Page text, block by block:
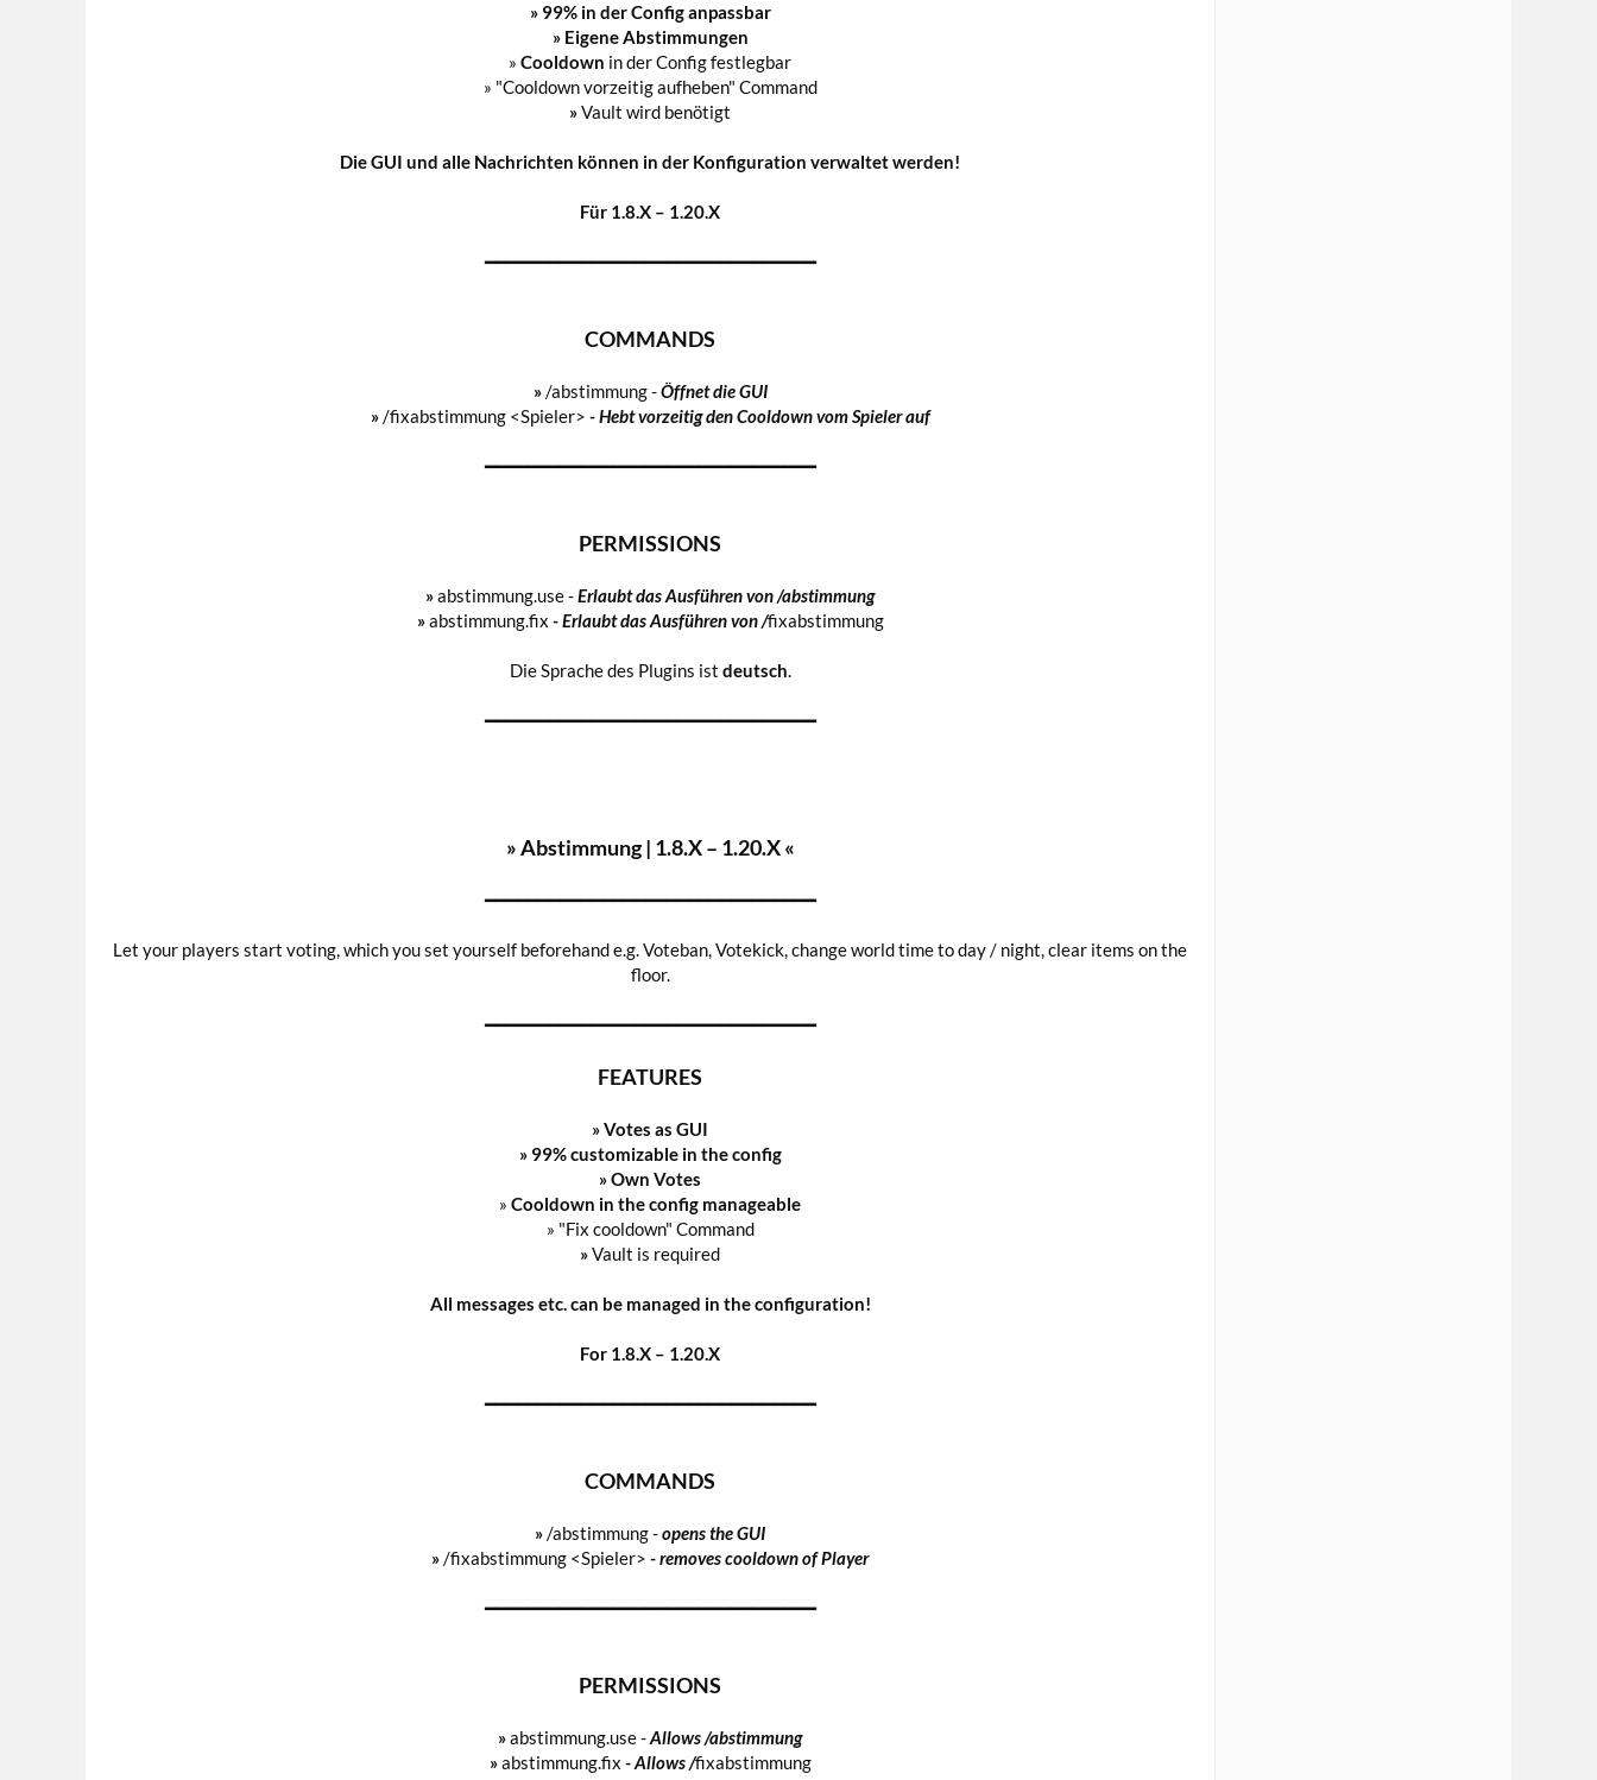
» 99% in der Config anpassbar
» Eigene Abstimmungen
» Cooldown in der Config festlegbar
» "Cooldown vorzeitig aufheben" Command
»Vault wird benötigt
Die GUI und alle Nachrichten können in der Konfiguration verwaltet werden!
Für 1.8.X – 1.20.X
━━━━━━━━━━━━━━━━━━━━━━━━━━━━━━━
COMMANDS
»/abstimmung -Öffnet die GUI
»/fixabstimmung <Spieler> - Hebt vorzeitig den Cooldown vom Spieler auf
━━━━━━━━━━━━━━━━━━━━━━━━━━━━━━━
PERMISSIONS
»abstimmung.use -Erlaubt das Ausführen von /abstimmung
»abstimmung.fix -Erlaubt das Ausführen von /fixabstimmung
Die Sprache des Plugins ist deutsch.
━━━━━━━━━━━━━━━━━━━━━━━━━━━━━━━
» Abstimmung | 1.8.X – 1.20.X «
━━━━━━━━━━━━━━━━━━━━━━━━━━━━━━━
Let your players start voting, which you set yourself beforehand e.g. Voteban, Votekick, change world time to day / night, clear items on the
floor.
━━━━━━━━━━━━━━━━━━━━━━━━━━━━━━━
FEATURES
» Votes as GUI
» 99%customizable in the config
» Own Votes
» Cooldown in the config manageable
» "Fix cooldown" Command
»Vault is required
All messages etc. can be managed in the configuration!
For 1.8.X – 1.20.X
━━━━━━━━━━━━━━━━━━━━━━━━━━━━━━━
COMMANDS
»/abstimmung -opens the GUI
»/fixabstimmung <Spieler> - removes cooldown of Player
━━━━━━━━━━━━━━━━━━━━━━━━━━━━━━━
PERMISSIONS
»abstimmung.use -Allows /abstimmung
»abstimmung.fix -Allows /fixabstimmung